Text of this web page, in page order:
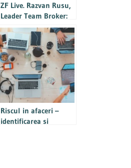
ZF Live. Razvan Rusu,
Leader Team Broker:
Printre planurile
companiei se numara
intrarea pe zona de
protectie impotriva
bolilor grave si vom
analiza daca este
oportuna extinderea si
pe asigurari clasice,
precum Casco sau cele
de locuinte
Riscul in afaceri –
identificarea si